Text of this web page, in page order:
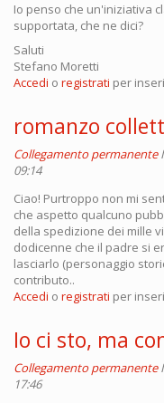
Io penso che un'iniziativa
supportata, che ne dici?
Saluti
Stefano Moretti
Accedi o registrati per
romanzo
Collegamento permanente
09:14
Ciao! Purtroppo non mi
che aspetto qualcuno
della spedizione dei mille
dodicenne che il padre si
lasciarlo (personaggio
contributo..
Accedi o registrati per
Io ci sto, ma
Collegamento permanente
17:46